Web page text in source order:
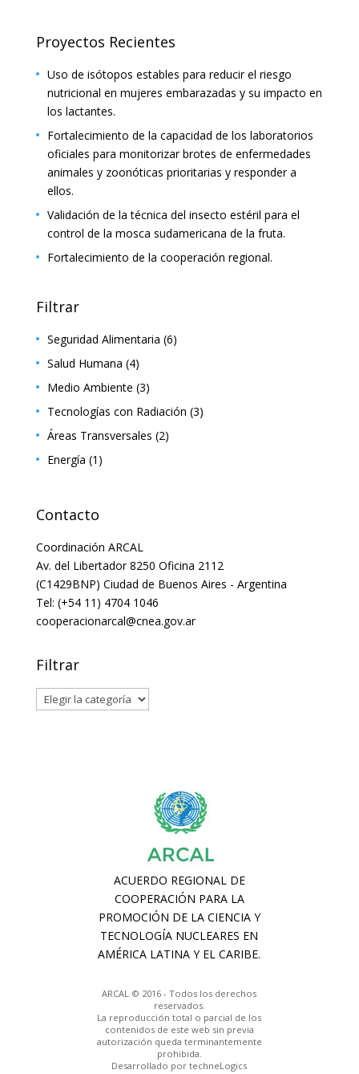
Proyectos Recientes
Uso de isótopos estables para reducir el riesgo
nutricional en mujeres embarazadas y su impacto en
los lactantes.
Fortalecimiento de la capacidad de los laboratorios
oficiales para monitorizar brotes de enfermedades
animales y zoonóticas prioritarias y responder a
ellos.
Validación de la técnica del insecto estéril para el
control de la mosca sudamericana de la fruta.
Fortalecimiento de la cooperación regional.
Filtrar
Seguridad Alimentaria (6)
Salud Humana (4)
Medio Ambiente (3)
Tecnologías con Radiación (3)
Áreas Transversales (2)
Energía (1)
Contacto
Coordinación ARCAL
Av. del Libertador 8250 Oficina 2112
(C1429BNP) Ciudad de Buenos Aires - Argentina
Tel: (+54 11) 4704 1046
cooperacionarcal@cnea.gov.ar
Filtrar
Filtrar
ARCAL © 2016 - Todos los derechos
reservados.
La reproducción total o parcial de los
contenidos de este web sin previa
autorización queda terminantemente
prohibida.
Desarrollado por techneLogics